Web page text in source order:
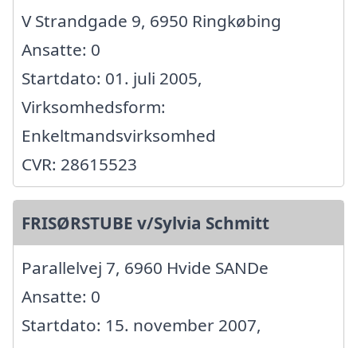
V Strandgade 9, 6950 Ringkøbing
Ansatte: 0
Startdato: 01. juli 2005,
Virksomhedsform:
Enkeltmandsvirksomhed
CVR: 28615523
FRISØRSTUBE v/Sylvia Schmitt
Parallelvej 7, 6960 Hvide SANDe
Ansatte: 0
Startdato: 15. november 2007,